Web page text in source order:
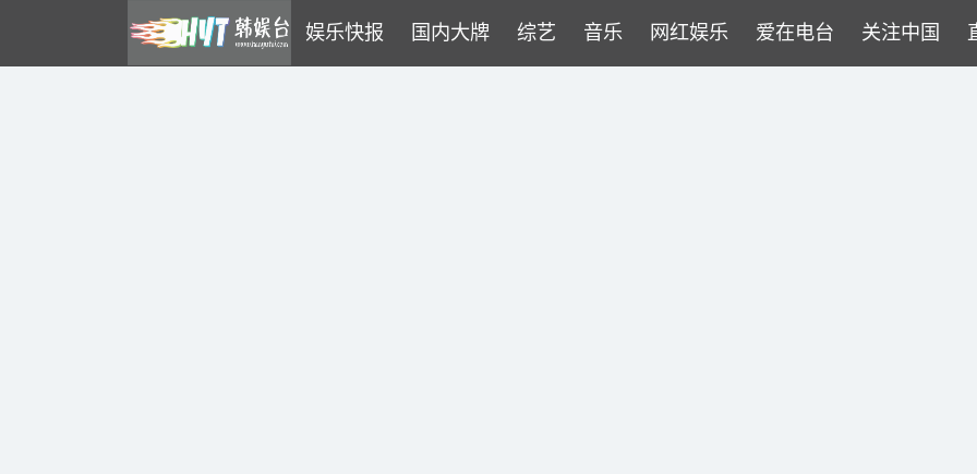
娱乐快报 国内大牌 综艺 音乐 网红娱乐 爱在电台 关注中国